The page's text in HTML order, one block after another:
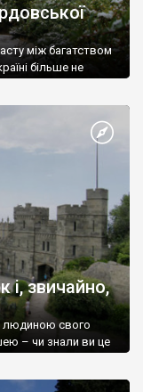
між багатством
більше не
і, звичайно,
людиною свого
– чи знали ви це